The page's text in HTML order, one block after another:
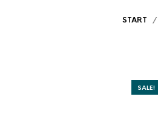
START /
SALE!